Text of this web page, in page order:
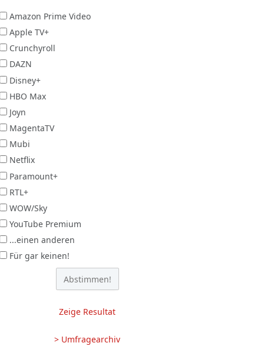
Amazon Prime Video
Apple TV+
Crunchyroll
DAZN
Disney+
HBO Max
Joyn
MagentaTV
Mubi
Netflix
Paramount+
RTL+
WOW/Sky
YouTube Premium
...einen anderen
Für gar keinen!
Zeige Resultat
> Umfragearchiv